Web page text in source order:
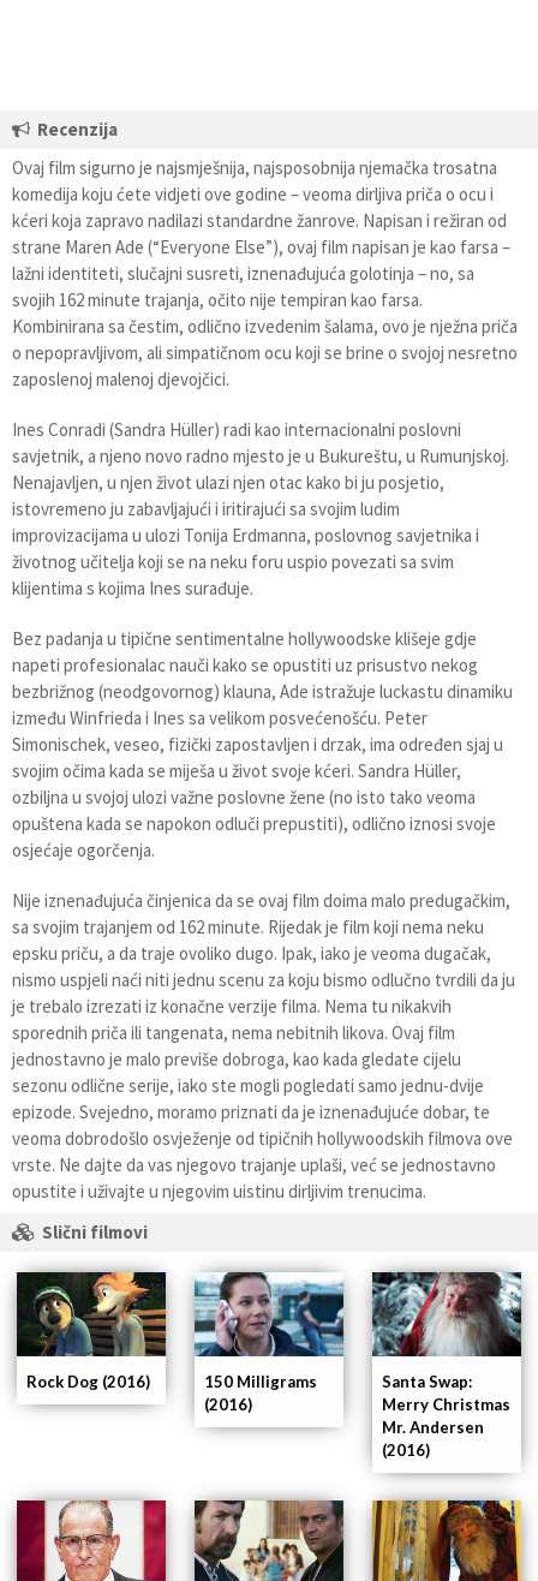
Recenzija
Ovaj film sigurno je najsmješnija, najsposobnija njemačka trosatna
komedija koju ćete vidjeti ove godine – veoma dirljiva priča o ocu i
kćeri koja zapravo nadilazi standardne žanrove. Napisan i režiran od
strane Maren Ade (“Everyone Else”), ovaj film napisan je kao farsa –
lažni identiteti, slučajni susreti, iznenađujuća golotinja – no, sa
svojih 162 minute trajanja, očito nije tempiran kao farsa.
Kombinirana sa čestim, odlično izvedenim šalama, ovo je nježna priča
o nepopravljivom, ali simpatičnom ocu koji se brine o svojoj nesretno
zaposlenoj malenoj djevojčici.
Ines Conradi (Sandra Hüller) radi kao internacionalni poslovni
savjetnik, a njeno novo radno mjesto je u Bukureštu, u Rumunjskoj.
Nenajavljen, u njen život ulazi njen otac kako bi ju posjetio,
istovremeno ju zabavljajući i iritirajući sa svojim ludim
improvizacijama u ulozi Tonija Erdmanna, poslovnog savjetnika i
životnog učitelja koji se na neku foru uspio povezati sa svim
klijentima s kojima Ines surađuje.
Bez padanja u tipične sentimentalne hollywoodske klišeje gdje
napeti profesionalac nauči kako se opustiti uz prisustvo nekog
bezbrižnog (neodgovornog) klauna, Ade istražuje luckastu dinamiku
između Winfrieda i Ines sa velikom posvećenošću. Peter
Simonischek, veseo, fizički zapostavljen i drzak, ima određen sjaj u
svojim očima kada se miješa u život svoje kćeri. Sandra Hüller,
ozbiljna u svojoj ulozi važne poslovne žene (no isto tako veoma
opuštena kada se napokon odluči prepustiti), odlično iznosi svoje
osjećaje ogorčenja.
Nije iznenađujuća činjenica da se ovaj film doima malo predugačkim,
sa svojim trajanjem od 162 minute. Rijedak je film koji nema neku
epsku priču, a da traje ovoliko dugo. Ipak, iako je veoma dugačak,
nismo uspjeli naći niti jednu scenu za koju bismo odlučno tvrdili da ju
je trebalo izrezati iz konačne verzije filma. Nema tu nikakvih
sporednih priča ili tangenata, nema nebitnih likova. Ovaj film
jednostavno je malo previše dobroga, kao kada gledate cijelu
sezonu odlične serije, iako ste mogli pogledati samo jednu-dvije
epizode. Svejedno, moramo priznati da je iznenađujuće dobar, te
veoma dobrodošlo osvježenje od tipičnih hollywoodskih filmova ove
vrste. Ne dajte da vas njegovo trajanje uplaši, već se jednostavno
opustite i uživajte u njegovim uistinu dirljivim trenucima.
Slični filmovi
Santa Swap:
Merry Christmas
Mr. Andersen
(2016)
150 Milligrams
(2016)
Rock Dog (2016)